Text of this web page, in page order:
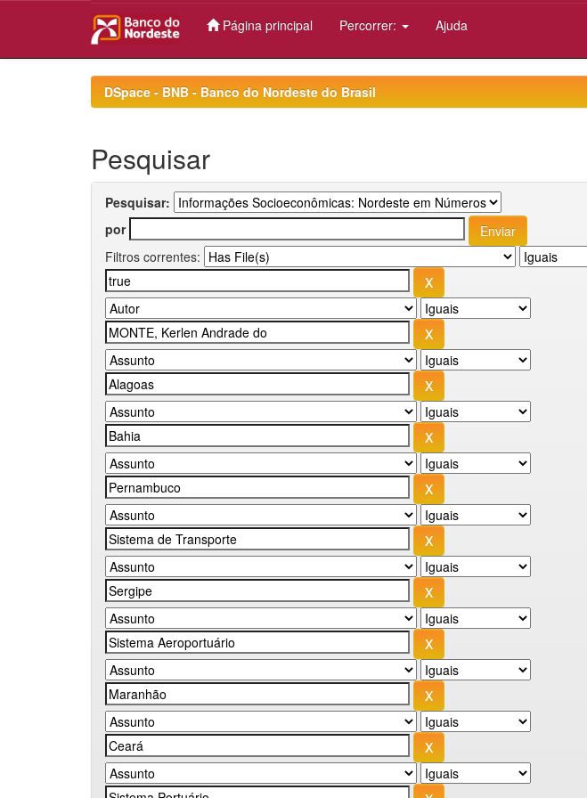
Página principal Percorrer: Ajuda
DSpace - BNB - Banco do Nordeste do Brasil
Pesquisar
Pesquisar:
por
Filtros correntes: